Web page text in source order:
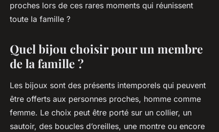
proches lors de ces rares moments qui réunissent
toute la famille ?
Quel bijou choisir pour un membre
de la famille ?
Les bijoux sont des présents intemporels qui peuvent
être offerts aux personnes proches, homme comme
femme. Le choix peut être porté sur un collier, un
sautoir, des boucles d’oreilles, une montre ou encore